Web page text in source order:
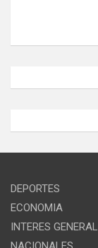
DEPORTES
ECONOMIA
INTERES GENERAL